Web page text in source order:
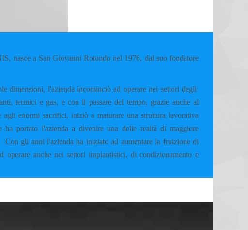
nasce a San Giovanni Rotondo nel 1976, dal suo fondatore
dimensioni, l'azienda incominciò ad operare nei settori degli
termici e gas, e con il passare del tempo, grazie anche al
agli enormi sacrifici, iniziò a maturare una struttura lavorativa
ha portato l'azienda a divenire una delle realtà di maggiore
Con gli anni l'azienda ha iniziato ad aumentare la fruizione di
operare anche nei settori impiantistici, di condizionamento e